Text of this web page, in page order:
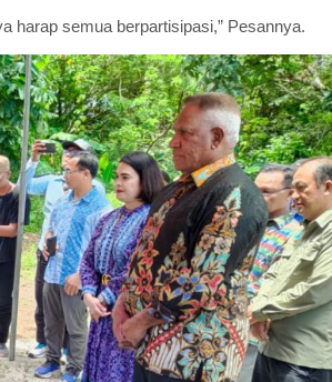
harap semua berpartisipasi,” Pesannya.